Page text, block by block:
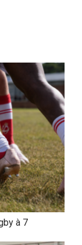
à 7